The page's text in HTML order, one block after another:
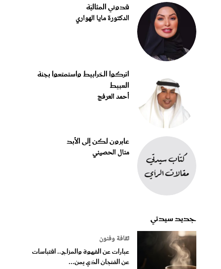
قدوتي المثاليّة
الدكتورة مايا الهواري
اتركوا الخرابيط واستمتعوا بجنة
العبيط
أحمد العرفج
عابرون لكن إلى الأبد
منال الحصيني
جديد سيدتي
ثقافة وفنون
عبارات عن القهوة والمزاج.. اقتباسات
عن الفنجان الذي يمن...